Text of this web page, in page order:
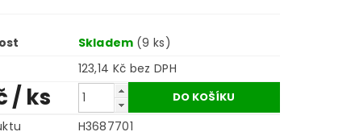
Skladem (9 ks)
123,14 Kč bez DPH
/ ks
H3687701